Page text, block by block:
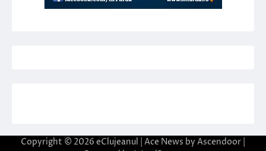
Copyright © 2026 eClujeanul | Ace News by Ascendoor